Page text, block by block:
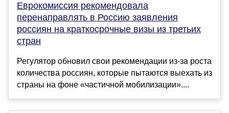
Еврокомиссия рекомендовала
перенаправлять в Россию заявления
россиян на краткосрочные визы из третьих
стран
Регулятор обновил свои рекомендации из-за роста
количества россиян, которые пытаются выехать из
страны на фоне «частичной мобилизации»....